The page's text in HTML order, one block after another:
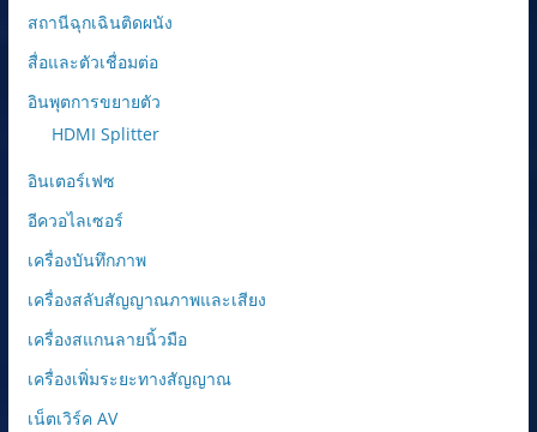
สถานีฉุกเฉินติดผนัง
สื่อและตัวเชื่อมต่อ
อินพุตการขยายตัว
HDMI Splitter
อินเตอร์เฟซ
อีควอไลเซอร์
เครื่องบันทึกภาพ
เครื่องสลับสัญญาณภาพและเสียง
เครื่องสแกนลายนิ้วมือ
เครื่องเพิ่มระยะทางสัญญาณ
เน็ตเวิร์ค AV